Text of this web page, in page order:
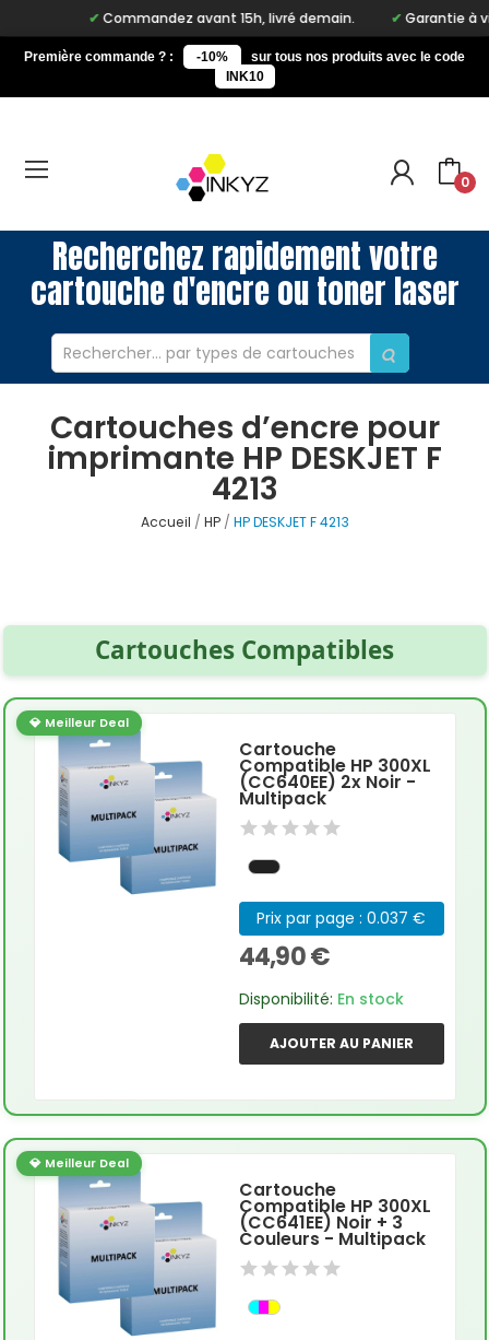
Commandez avant 15h, livré demain. Garantie à vie
Première commande ? : -10%
sur tous nos produits avec le code
INK10
0
Recherchez rapidement votre
cartouche d'encre ou toner laser
Cartouches d’encre pour
imprimante HP DESKJET F
4213
Accueil HP HP DESKJET F 4213
Cartouches Compatibles
💎 Meilleur Deal
Cartouche
Compatible HP 300XL
(CC640EE) 2x Noir -
Multipack
Prix par page : 0.037 €
44,90 €
Disponibilité: En stock
AJOUTER AU PANIER
💎 Meilleur Deal
Cartouche
Compatible HP 300XL
(CC641EE) Noir + 3
Couleurs - Multipack